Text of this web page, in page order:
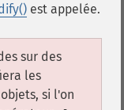
est appelée.
sur des
les
si l'on